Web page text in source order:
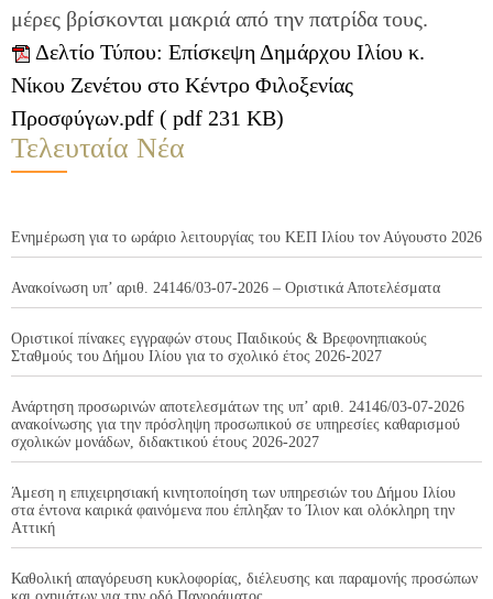
μέρες βρίσκονται μακριά από την πατρίδα τους.
Δελτίο Τύπου: Επίσκεψη Δημάρχου Ιλίου κ.
Νίκου Ζενέτου στο Κέντρο Φιλοξενίας
Προσφύγων.pdf ( pdf 231 KB)
Τελευταία Νέα
Ενημέρωση για το ωράριο λειτουργίας του ΚΕΠ Ιλίου τον Αύγουστο 2026
Ανακοίνωση υπ’ αριθ. 24146/03-07-2026 – Οριστικά Αποτελέσματα
Οριστικοί πίνακες εγγραφών στους Παιδικούς & Βρεφονηπιακούς
Σταθμούς του Δήμου Ιλίου για το σχολικό έτος 2026-2027
Ανάρτηση προσωρινών αποτελεσμάτων της υπ’ αριθ. 24146/03-07-2026
ανακοίνωσης για την πρόσληψη προσωπικού σε υπηρεσίες καθαρισμού
σχολικών μονάδων, διδακτικού έτους 2026-2027
Άμεση η επιχειρησιακή κινητοποίηση των υπηρεσιών του Δήμου Ιλίου
στα έντονα καιρικά φαινόμενα που έπληξαν το Ίλιον και ολόκληρη την
Αττική
Καθολική απαγόρευση κυκλοφορίας, διέλευσης και παραμονής προσώπων